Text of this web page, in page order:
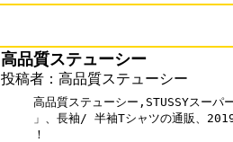
高品質ステューシー
投稿者：高品質ステューシー
高品質ステューシー,STUSSYスー
」、長袖/ 半袖Tシャツの通販、
！